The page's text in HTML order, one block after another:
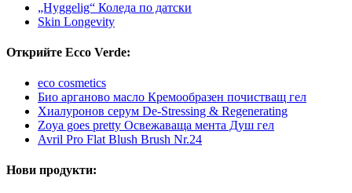
„Hyggelig“ Коледа по датски
Skin Longevity
Открийте Ecco Verde:
eco cosmetics
Био арганово масло Кремообразен почистващ гел
Хиалуронов серум De-Stressing & Regenerating
Zoya goes pretty Освежаваща мента Душ гел
Avril Pro Flat Blush Brush Nr.24
Нови продукти: